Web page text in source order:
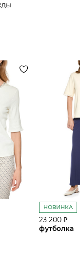
НОВИНКА
23 200 ₽
футболка